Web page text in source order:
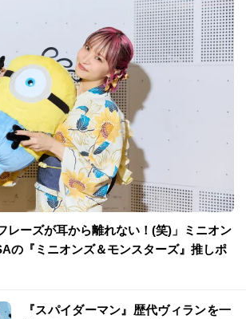
レーズが耳から離れない！(笑)」ミニオン
の『ミニオンズ＆モンスターズ』推しポ
『スパイダーマン』歴代ヴィランを一